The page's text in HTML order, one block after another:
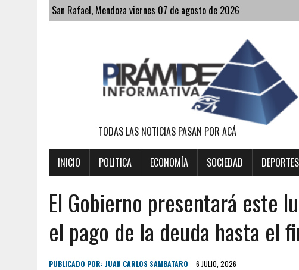
San Rafael, Mendoza viernes 07 de agosto de 2026
TODAS LAS NOTICIAS PASAN POR ACÁ
INICIO POLITICA ECONOMÍA SOCIEDAD DEPORTES
El Gobierno presentará este
el pago de la deuda hasta el
PUBLICADO POR: JUAN CARLOS SAMBATARO 6 JULIO, 2026